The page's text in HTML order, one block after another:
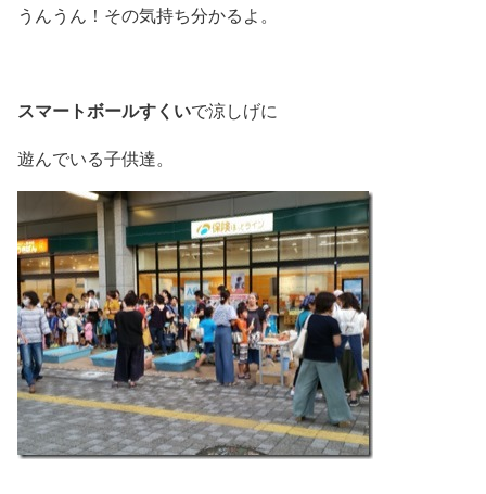
うんうん！その気持ち分かるよ。
スマートボールすくいで涼しげに
遊んでいる子供達。